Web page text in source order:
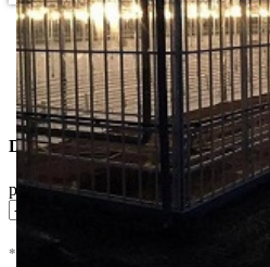
Dostupne Opcije
pakovanje
* U cenu je uracunat PDV *